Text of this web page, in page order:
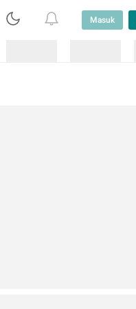
Masuk